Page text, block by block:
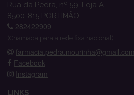
Rua da Pedra, nº 59, Loja A
8500-815 PORTIMÃO
282422909
(Chamada para a rede fixa nacional)
farmacia.pedra.mourinha@gmail.com
Facebook
Instagram
LINKS